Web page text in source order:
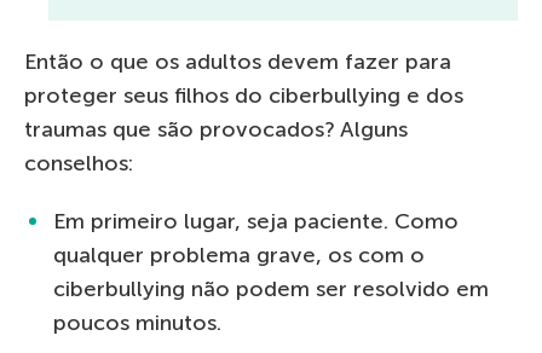
Então o que os adultos devem fazer para
proteger seus filhos do ciberbullying e dos
traumas que são provocados? Alguns
conselhos:
Em primeiro lugar, seja paciente. Como
qualquer problema grave, os com o
ciberbullying não podem ser resolvido em
poucos minutos.